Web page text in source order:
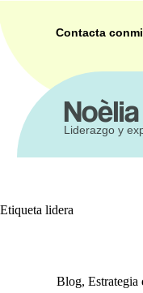
contenido
Contacta
Liderazgo y
Etiqueta lidera
Blog, Estrategia